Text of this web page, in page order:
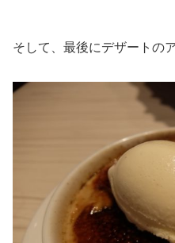
そして、最後にデザートの